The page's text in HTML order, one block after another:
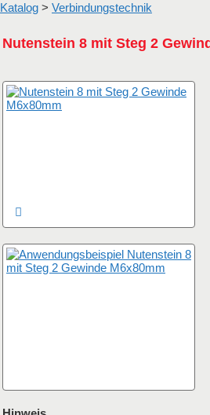
Katalog > Verbindungstechnik
Nutenstein 8 mit Steg 2